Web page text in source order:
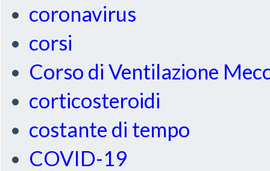
coronavirus
corsi
Corso di Ventilazione
corticosteroidi
costante di tempo
COVID-19